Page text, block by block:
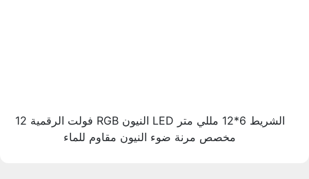
12 فولت الرقمية RGB النيون LED الشريط 6*12 مللي متر
مخصص مرنة ضوء النيون مقاوم للماء